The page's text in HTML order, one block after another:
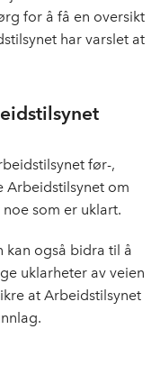
for å få en oversikt
har varslet at
før-,
Arbeidstilsynet om
som er uklart.
kan også bidra til å
uklarheter av veien
at Arbeidstilsynet